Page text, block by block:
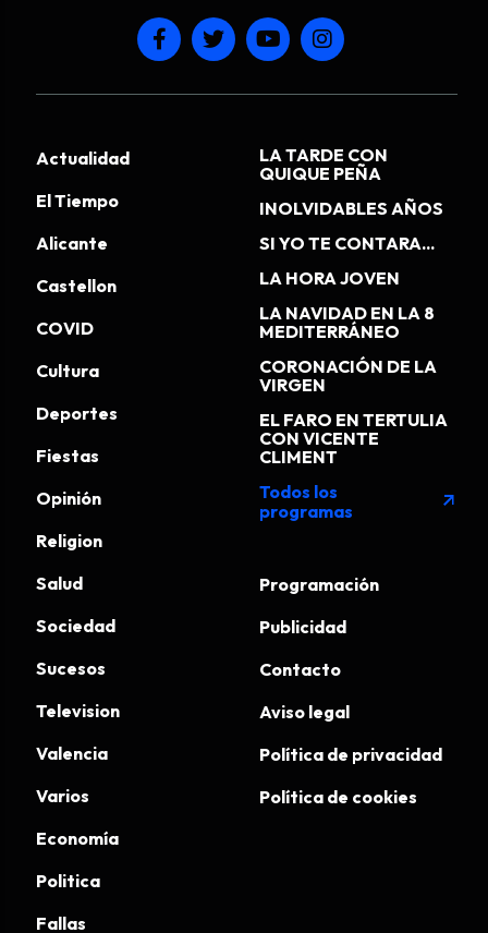
Actualidad
El Tiempo
Alicante
Castellon
COVID
Cultura
Deportes
Fiestas
Opinión
Religion
Salud
Sociedad
Sucesos
Television
Valencia
Varios
Economía
Politica
Fallas
LA TARDE CON
QUIQUE PEÑA
INOLVIDABLES AÑOS
SI YO TE CONTARA...
LA HORA JOVEN
LA NAVIDAD EN LA 8
MEDITERRÁNEO
CORONACIÓN DE LA
VIRGEN
EL FARO EN TERTULIA
CON VICENTE
CLIMENT
Todos los
programas
arrow_outward
Programación
Publicidad
Contacto
Aviso legal
Política de privacidad
Política de cookies